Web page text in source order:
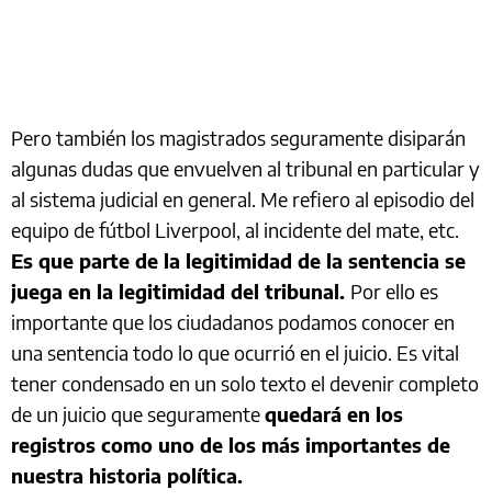
Pero también los magistrados seguramente disiparán
algunas dudas que envuelven al tribunal en particular y
al sistema judicial en general. Me refiero al episodio del
equipo de fútbol Liverpool, al incidente del mate, etc.
Es que parte de la legitimidad de la sentencia se
juega en la legitimidad del tribunal. Por ello es
importante que los ciudadanos podamos conocer en
una sentencia todo lo que ocurrió en el juicio. Es vital
tener condensado en un solo texto el devenir completo
de un juicio que seguramentequedará en los
registros como uno de los más importantes de
nuestra historia política.